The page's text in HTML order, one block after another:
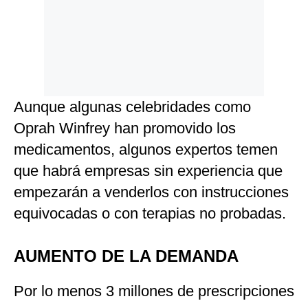
Aunque algunas celebridades como
Oprah Winfrey han promovido los
medicamentos, algunos expertos temen
que habrá empresas sin experiencia que
empezarán a venderlos con instrucciones
equivocadas o con terapias no probadas.
AUMENTO DE LA DEMANDA
Por lo menos 3 millones de prescripciones